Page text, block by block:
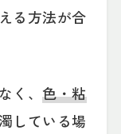
る方法が合
く、色・粘
している場